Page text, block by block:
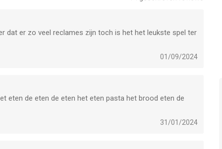
Turbo Stars and start racing right now!
app voor iPhone, iPad en iPod touch met iOS versie 15.0 of
vanaf
dat er zo veel reclames zijn toch is het het leukste spel ter
01/09/2024
eten de eten de eten het eten pasta het brood eten de
31/01/2024